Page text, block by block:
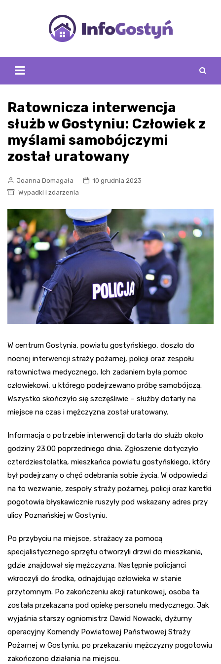
Ratownicza interwencja
służb w Gostyniu: Człowiek z
myślami samobójczymi
został uratowany
Joanna Domagała
10 grudnia 2023
Wypadki i zdarzenia
W centrum Gostynia, powiatu gostyńskiego, doszło do
nocnej interwencji straży pożarnej, policji oraz zespołu
ratownictwa medycznego. Ich zadaniem była pomoc
człowiekowi, u którego podejrzewano próbę samobójczą.
Wszystko skończyło się szczęśliwie – służby dotarły na
miejsce na czas i mężczyzna został uratowany.
Informacja o potrzebie interwencji dotarła do służb około
godziny 23:00 poprzedniego dnia. Zgłoszenie dotyczyło
czterdziestolatka, mieszkańca powiatu gostyńskiego, który
był podejrzany o chęć odebrania sobie życia. W odpowiedzi
na to wezwanie, zespoły straży pożarnej, policji oraz karetki
pogotowia błyskawicznie ruszyły pod wskazany adres przy
ulicy Poznańskiej w Gostyniu.
Po przybyciu na miejsce, strażacy za pomocą
specjalistycznego sprzętu otworzyli drzwi do mieszkania,
gdzie znajdował się mężczyzna. Następnie policjanci
wkroczyli do środka, odnajdując człowieka w stanie
przytomnym. Po zakończeniu akcji ratunkowej, osoba ta
została przekazana pod opiekę personelu medycznego. Jak
wyjaśnia starszy ogniomistrz Dawid Nowacki, dyżurny
operacyjny Komendy Powiatowej Państwowej Straży
Pożarnej w Gostyniu, po przekazaniu mężczyzny pogotowiu
zakończono działania na miejscu.